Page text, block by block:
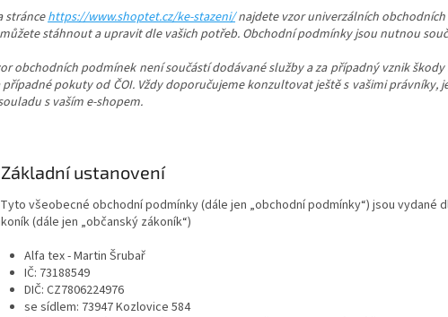
stráncehttps://www.shoptet.cz/ke-stazeni/najdete vzor univerzálních
stáhnout a upravit dle vašich potřeb. Obchodní podmínky jsou nutnou
obchodních podmínek není součástí dodávané služby a za případný vznik
případné pokuty od ČOI. Vždy doporučujeme konzultovat ještě s vašimi
s vaším e-shopem.
Základní ustanovení
všeobecné obchodní podmínky (dále jen „obchodní podmínky“) jsou vydané
(dále jen „občanský zákoník“)
Alfa tex - Martin Šrubař
IČ: 73188549
DIČ: CZ7806224976
se sídlem: 73947 Kozlovice 584